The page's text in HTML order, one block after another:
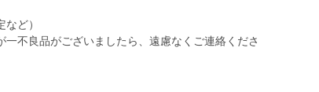
ど）
不良品がございましたら、遠慮なくご連絡くださ